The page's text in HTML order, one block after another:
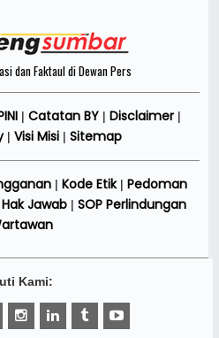
dan Faktaul di Dewan Pers
Catatan BY| Disclaimer|
| Visi Misi Sitemap
| Kode Etik| Pedoman
Jawab| SOP Perlindungan
Kami: